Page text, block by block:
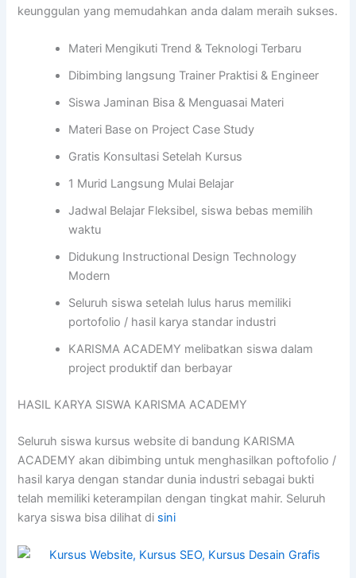
keunggulan yang memudahkan anda dalam meraih sukses.
Materi Mengikuti Trend & Teknologi Terbaru
Dibimbing langsung Trainer Praktisi & Engineer
Siswa Jaminan Bisa & Menguasai Materi
Materi Base on Project Case Study
Gratis Konsultasi Setelah Kursus
1 Murid Langsung Mulai Belajar
Jadwal Belajar Fleksibel, siswa bebas memilih
waktu
Didukung Instructional Design Technology
Modern
Seluruh siswa setelah lulus harus memiliki
portofolio / hasil karya standar industri
KARISMA ACADEMY melibatkan siswa dalam
project produktif dan berbayar
HASIL KARYA SISWA KARISMA ACADEMY
Seluruh siswa kursus website di bandung KARISMA
ACADEMY akan dibimbing untuk menghasilkan poftofolio /
hasil karya dengan standar dunia industri sebagai bukti
telah memiliki keterampilan dengan tingkat mahir. Seluruh
karya siswa bisa dilihat di sini